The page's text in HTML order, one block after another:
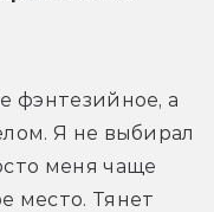
фэнтезийное, а
Я не выбирал
меня чаще
место. Тянет